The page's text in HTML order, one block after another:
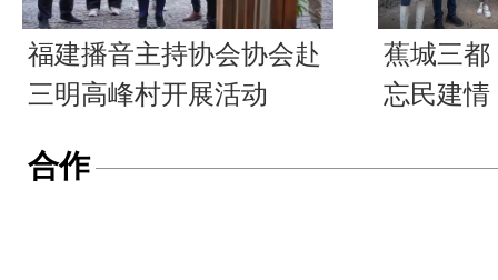
福建播音主持协会协会赴
三明高峰村开展活动
蕉城三都
忘民建情
合作